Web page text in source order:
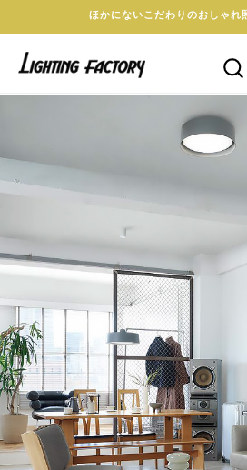
ほかにないこだわりのおしゃれ